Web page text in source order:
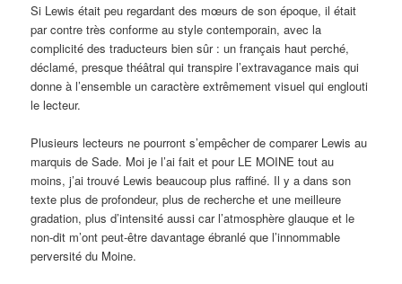
Si Lewis était peu regardant des mœurs de son époque, il était
par contre très conforme au style contemporain, avec la
complicité des traducteurs bien sûr : un français haut perché,
déclamé, presque théâtral qui transpire l’extravagance mais qui
donne à l’ensemble un caractère extrêmement visuel qui englouti
le lecteur.
Plusieurs lecteurs ne pourront s’empêcher de comparer Lewis au
marquis de Sade. Moi je l’ai fait et pour LE MOINE tout au
moins, j’ai trouvé Lewis beaucoup plus raffiné. Il y a dans son
texte plus de profondeur, plus de recherche et une meilleure
gradation, plus d’intensité aussi car l’atmosphère glauque et le
non-dit m’ont peut-être davantage ébranlé que l’innommable
perversité du Moine.